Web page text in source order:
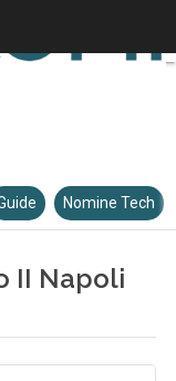
Nomine Tech
II Napoli